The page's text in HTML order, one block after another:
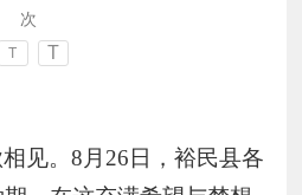
次
T T
见。8月26日，裕民县各